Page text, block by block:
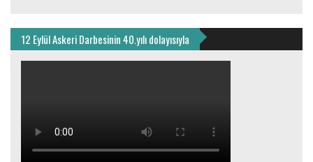
12 Eylül Askeri Darbesinin 40.yılı dolayısıyla